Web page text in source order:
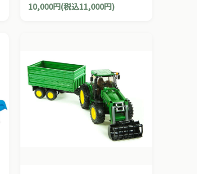
10,000円(税込11,000円)